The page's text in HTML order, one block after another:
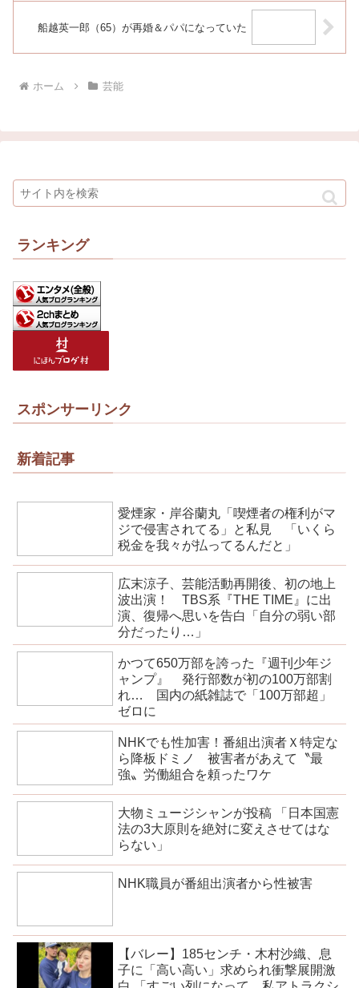
船越英一郎（65）が再婚＆パパになっていた
ホーム 芸能
ランキング
スポンサーリンク
新着記事
愛煙家・岸谷蘭丸「喫煙者の権利がマ
ジで侵害されてる」と私見 「いくら
税金を我々が払ってるんだと」
広末涼子、芸能活動再開後、初の地上
波出演！ TBS系『THE TIME』に出
演、復帰へ思いを告白「自分の弱い部
分だったり…」
かつて650万部を誇った『週刊少年ジ
ャンプ』 発行部数が初の100万部割
れ… 国内の紙雑誌で「100万部超」
ゼロに
NHKでも性加害！番組出演者Ｘ特定な
ら降板ドミノ 被害者があえて〝最
強〟労働組合を頼ったワケ
大物ミュージシャンが投稿 「日本国憲
法の3大原則を絶対に変えさせてはな
らない」
NHK職員が番組出演者から性被害
【バレー】185センチ・木村沙織、息
子に「高い高い」求められ衝撃展開激